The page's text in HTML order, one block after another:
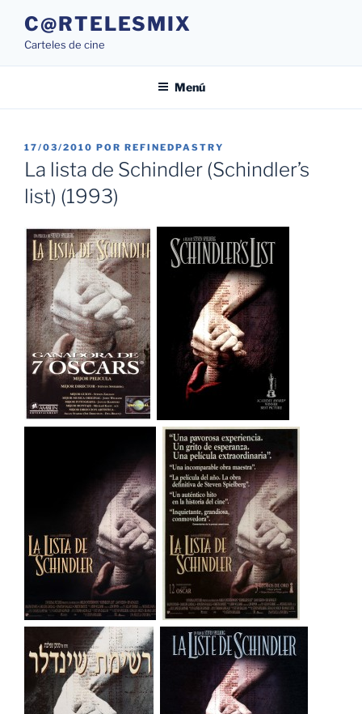
contenido
C@RTELESMIX
Carteles de cine
Menú
PUBLICADO
EL
17/03/2010 POR REFINEDPASTRY
La lista de Schindler (Schindler’s
list) (1993)